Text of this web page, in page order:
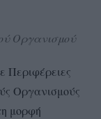
Οργανισμού
Περιφέρειες
Οργανισμούς
μορφή